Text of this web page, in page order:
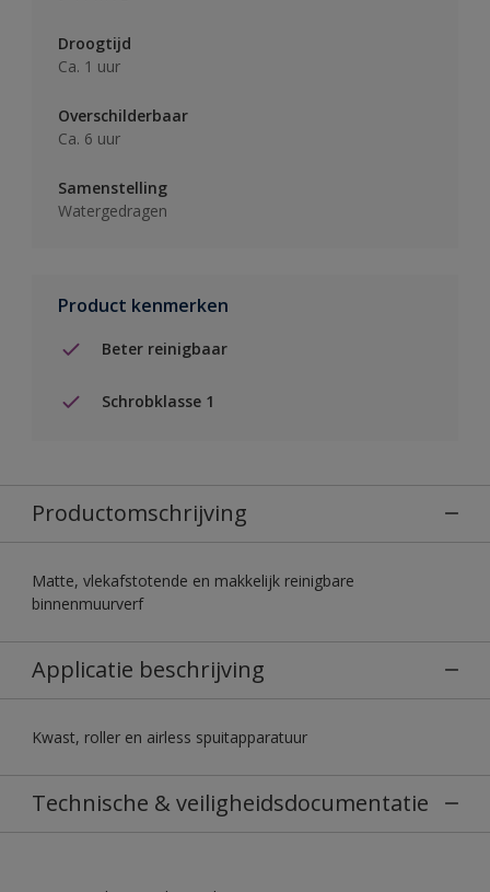
Droogtijd
Ca. 1 uur
Overschilderbaar
Ca. 6 uur
Samenstelling
Watergedragen
Product kenmerken
Beter reinigbaar
Schrobklasse 1
Productomschrijving
Matte, vlekafstotende en makkelijk reinigbare
binnenmuurverf
Applicatie beschrijving
Kwast, roller en airless spuitapparatuur
Technische & veiligheidsdocumentatie